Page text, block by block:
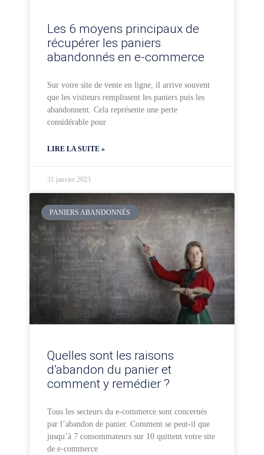
Les 6 moyens principaux de
récupérer les paniers
abandonnés en e-commerce
Sur votre site de vente en ligne, il arrive souvent
que les visiteurs remplissent les paniers puis les
abandonnent. Cela représente une perte
considérable pour
LIRE LA SUITE »
31 janvier 2023
PANIERS ABANDONNÉS
Quelles sont les raisons
d’abandon du panier et
comment y remédier ?
Tous les secteurs du e-commerce sont concernés
par l’abandon de panier. Comment se peut-il que
jusqu’à 7 consommateurs sur 10 quittent votre site
de e-commerce